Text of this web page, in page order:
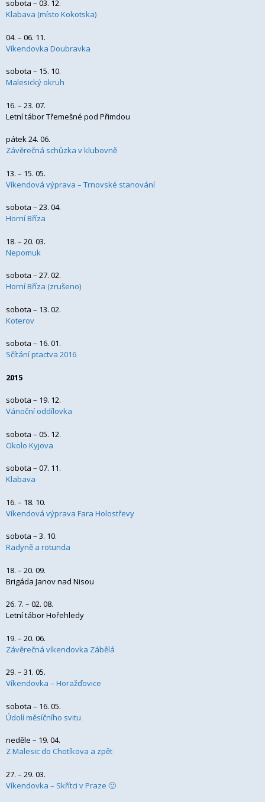
sobota – 03. 12.
Klabava (místo Kokotska)
04. – 06. 11.
Víkendovka Doubravka
sobota – 15. 10.
Malesický okruh
16. – 23. 07.
Letní tábor Třemešné pod Přimdou
pátek 24. 06.
Závěrečná schůzka v klubovně
13. – 15. 05.
Víkendová výprava – Trnovské stanování
sobota – 23. 04.
Horní Bříza
18. – 20. 03.
Nepomuk
sobota – 27. 02.
Horní Bříza (zrušeno)
sobota – 13. 02.
Koterov
sobota – 16. 01.
Sčítání ptactva 2016
2015
sobota – 19. 12.
Vánoční oddílovka
sobota – 05. 12.
Okolo Kyjova
sobota – 07. 11.
Klabava
16. – 18. 10.
Víkendová výprava Fara Holostřevy
sobota – 3. 10.
Radyně a rotunda
18. – 20. 09.
Brigáda Janov nad Nisou
26. 7. – 02. 08.
Letní tábor Hořehledy
19. – 20. 06.
Závěrečná víkendovka Zábělá
29. – 31. 05.
Víkendovka – Horažďovice
sobota – 16. 05.
Údolí měsíčního svitu
neděle – 19. 04.
Z Malesic do Chotíkova a zpět
27. – 29. 03.
Víkendovka – Skřítci v Praze 🙂